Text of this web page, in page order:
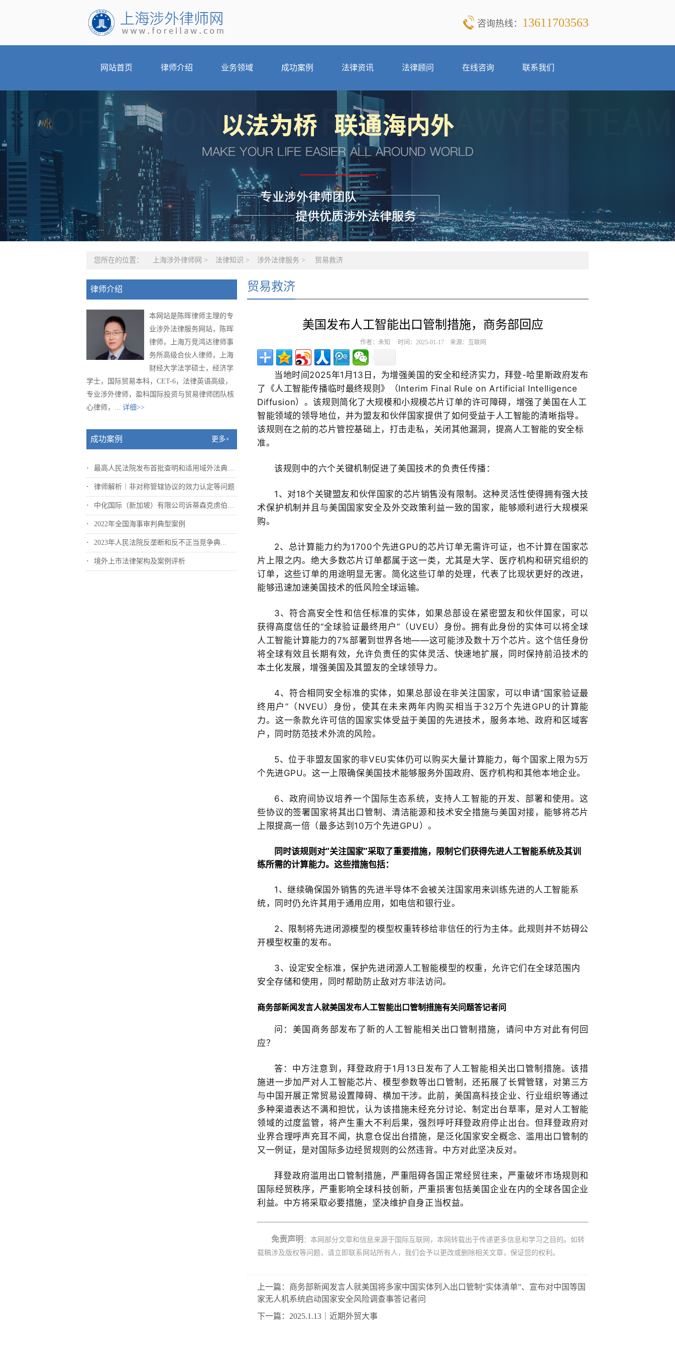
咨询热线： 13611703563
网站首页 律师介绍 业务领域 成功案例 法律资讯 法律顾问 在线咨询 联系我们
您所在的位置： 上海涉外律师网 > 法律知识 > 涉外法律服务 > 贸易救济
律师介绍
本网站是陈晖律师主理的专
业涉外法律服务网站，陈晖
律师，上海万竞鸿达律师事
务所高级合伙人律师，上海
财经大学法学硕士，经济学
学士，国际贸易本科，CET-6，法律英语高级，
专业涉外律师，盈科国际投资与贸易律师团队核
心律师，... 详细>>
成功案例 更多+
最高人民法院发布首批查明和适用域外法典型...
律师解析｜非对称管辖协议的效力认定等问题
中化国际（新加坡）有限公司诉蒂森克虏伯冶...
2022年全国海事审判典型案例
2023年人民法院反垄断和反不正当竞争典...
境外上市法律架构及案例评析
贸易救济
美国发布人工智能出口管制措施，商务部回应
作者：未知 时间：2025-01-17 来源：互联网
当地时间2025年1月13日，为增强美国的安全和经济实力，拜登-哈里斯政府发布
了《人工智能传播临时最终规则》（Interim Final Rule on Artificial Intelligence
Diffusion）。该规则简化了大规模和小规模芯片订单的许可障碍，增强了美国在人工
智能领域的领导地位，并为盟友和伙伴国家提供了如何受益于人工智能的清晰指导。
该规则在之前的芯片管控基础上，打击走私，关闭其他漏洞，提高人工智能的安全标
准。
该规则中的六个关键机制促进了美国技术的负责任传播：
1、对18个关键盟友和伙伴国家的芯片销售没有限制。这种灵活性使得拥有强大技
术保护机制并且与美国国家安全及外交政策利益一致的国家，能够顺利进行大规模采
购。
2、总计算能力约为1700个先进GPU的芯片订单无需许可证，也不计算在国家芯
片上限之内。绝大多数芯片订单都属于这一类，尤其是大学、医疗机构和研究组织的
订单，这些订单的用途明显无害。简化这些订单的处理，代表了比现状更好的改进，
能够迅速加速美国技术的低风险全球运输。
3、符合高安全性和信任标准的实体，如果总部设在紧密盟友和伙伴国家，可以
获得高度信任的“全球验证最终用户”（UVEU）身份。拥有此身份的实体可以将全球
人工智能计算能力的7%部署到世界各地——这可能涉及数十万个芯片。这个信任身份
将全球有效且长期有效，允许负责任的实体灵活、快速地扩展，同时保持前沿技术的
本土化发展，增强美国及其盟友的全球领导力。
4、符合相同安全标准的实体，如果总部设在非关注国家，可以申请“国家验证最
终用户”（NVEU）身份，使其在未来两年内购买相当于32万个先进GPU的计算能
力。这一条款允许可信的国家实体受益于美国的先进技术，服务本地、政府和区域客
户，同时防范技术外流的风险。
5、位于非盟友国家的非VEU实体仍可以购买大量计算能力，每个国家上限为5万
个先进GPU。这一上限确保美国技术能够服务外国政府、医疗机构和其他本地企业。
6、政府间协议培养一个国际生态系统，支持人工智能的开发、部署和使用。这
些协议的签署国家将其出口管制、清洁能源和技术安全措施与美国对接，能够将芯片
上限提高一倍（最多达到10万个先进GPU）。
同时该规则对“关注国家”采取了重要措施，限制它们获得先进人工智能系统及其训
练所需的计算能力。这些措施包括：
1、继续确保国外销售的先进半导体不会被关注国家用来训练先进的人工智能系
统，同时仍允许其用于通用应用，如电信和银行业。
2、限制将先进闭源模型的模型权重转移给非信任的行为主体。此规则并不妨碍公
开模型权重的发布。
3、设定安全标准，保护先进闭源人工智能模型的权重，允许它们在全球范围内
安全存储和使用，同时帮助防止敌对方非法访问。
商务部新闻发言人就美国发布人工智能出口管制措施有关问题答记者问
问：美国商务部发布了新的人工智能相关出口管制措施，请问中方对此有何回
应？
答：中方注意到，拜登政府于1月13日发布了人工智能相关出口管制措施。该措
施进一步加严对人工智能芯片、模型参数等出口管制，还拓展了长臂管辖，对第三方
与中国开展正常贸易设置障碍、横加干涉。此前，美国高科技企业、行业组织等通过
多种渠道表达不满和担忧，认为该措施未经充分讨论、制定出台草率，是对人工智能
领域的过度监管，将产生重大不利后果，强烈呼吁拜登政府停止出台。但拜登政府对
业界合理呼声充耳不闻，执意仓促出台措施，是泛化国家安全概念、滥用出口管制的
又一例证，是对国际多边经贸规则的公然违背。中方对此坚决反对。
拜登政府滥用出口管制措施，严重阻碍各国正常经贸往来，严重破坏市场规则和
国际经贸秩序，严重影响全球科技创新，严重损害包括美国企业在内的全球各国企业
利益。中方将采取必要措施，坚决维护自身正当权益。
免责声明 ：本网部分文章和信息来源于国际互联网，本网转载出于传递更多信息和学习之目的。如转
载稿涉及版权等问题，请立即联系网站所有人，我们会予以更改或删除相关文章，保证您的权利。
上一篇：商务部新闻发言人就美国将多家中国实体列入出口管制“实体清单”、宣布对中国等国
家无人机系统启动国家安全风险调查事答记者问
下一篇：2025.1.13｜近期外贸大事